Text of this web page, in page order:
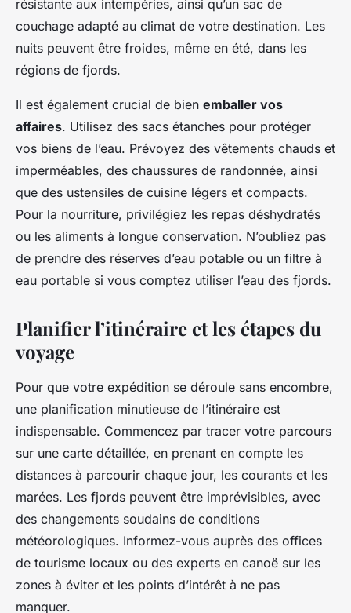
résistante aux intempéries, ainsi qu’un sac de
couchage adapté au climat de votre destination. Les
nuits peuvent être froides, même en été, dans les
régions de fjords.
Il est également crucial de bien emballer vos
affaires. Utilisez des sacs étanches pour protéger
vos biens de l’eau. Prévoyez des vêtements chauds et
imperméables, des chaussures de randonnée, ainsi
que des ustensiles de cuisine légers et compacts.
Pour la nourriture, privilégiez les repas déshydratés
ou les aliments à longue conservation. N’oubliez pas
de prendre des réserves d’eau potable ou un filtre à
eau portable si vous comptez utiliser l’eau des fjords.
Planifier l’itinéraire et les étapes du
voyage
Pour que votre expédition se déroule sans encombre,
une planification minutieuse de l’itinéraire est
indispensable. Commencez par tracer votre parcours
sur une carte détaillée, en prenant en compte les
distances à parcourir chaque jour, les courants et les
marées. Les fjords peuvent être imprévisibles, avec
des changements soudains de conditions
météorologiques. Informez-vous auprès des offices
de tourisme locaux ou des experts en canoë sur les
zones à éviter et les points d’intérêt à ne pas
manquer.